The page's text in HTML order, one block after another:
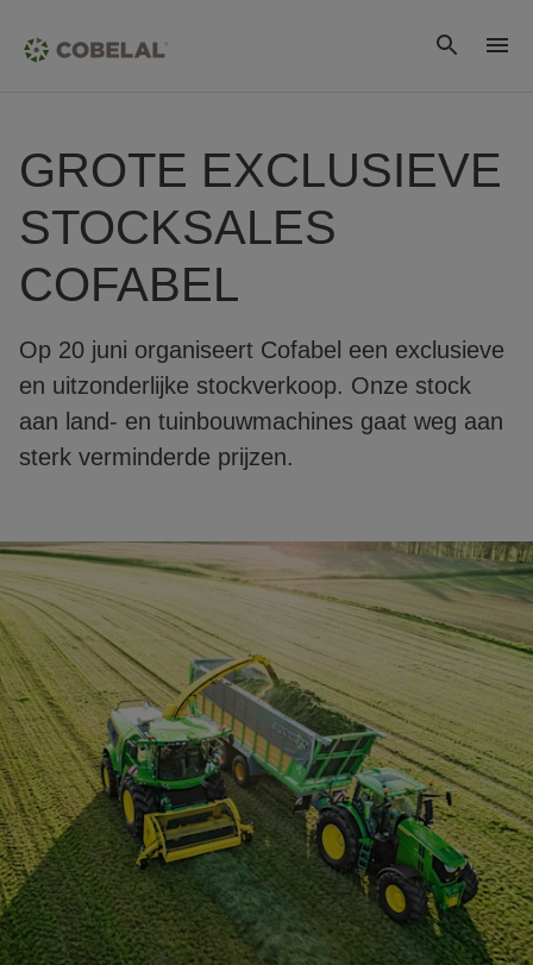
GROTE EXCLUSIEVE
STOCKSALES
COFABEL
Op 20 juni organiseert Cofabel een exclusieve
en uitzonderlijke stockverkoop. Onze stock
aan land- en tuinbouwmachines gaat weg aan
sterk verminderde prijzen.